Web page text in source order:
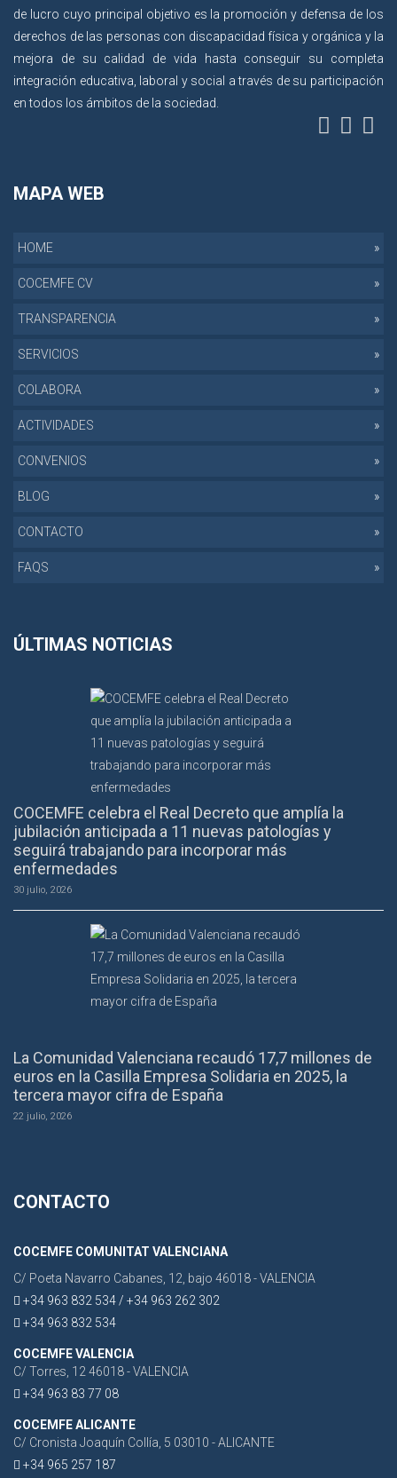
de lucro cuyo principal objetivo es la promoción y defensa de los
derechos de las personas con discapacidad física y orgánica y la
mejora de su calidad de vida hasta conseguir su completa
integración educativa, laboral y social a través de su participación
en todos los ámbitos de la sociedad.
MAPA WEB
HOME
COCEMFE CV
TRANSPARENCIA
SERVICIOS
COLABORA
ACTIVIDADES
CONVENIOS
BLOG
CONTACTO
FAQS
ÚLTIMAS NOTICIAS
COCEMFE celebra el Real Decreto que amplía la
jubilación anticipada a 11 nuevas patologías y
seguirá trabajando para incorporar más
enfermedades
30 julio, 2026
La Comunidad Valenciana recaudó 17,7 millones de
euros en la Casilla Empresa Solidaria en 2025, la
tercera mayor cifra de España
22 julio, 2026
CONTACTO
COCEMFE COMUNITAT VALENCIANA
C/ Poeta Navarro Cabanes, 12, bajo 46018 - VALENCIA
+34 963 832 534 / +34 963 262 302
+34 963 832 534
COCEMFE VALENCIA
C/ Torres, 12 46018 - VALENCIA
+34 963 83 77 08
COCEMFE ALICANTE
C/ Cronista Joaquín Collía, 5 03010 - ALICANTE
+34 965 257 187